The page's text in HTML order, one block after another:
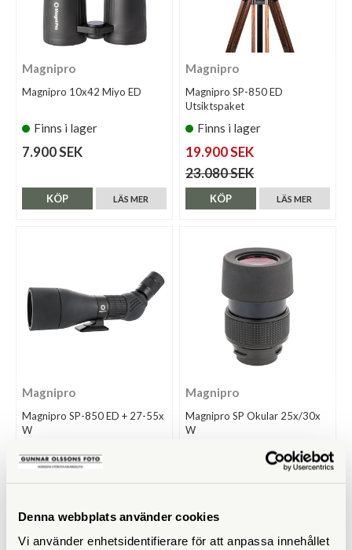
Denna webbplats använder cookies
Vi använder enhetsidentifierare för att anpassa innehållet
Magnipro
Magnipro 10x42 Miyo ED
Finns i lager
7.900 SEK
LÄS MER
KÖP
Magnipro
Magnipro SP-850 ED
Utsiktspaket
Finns i lager
19.900 SEK
23.080 SEK
LÄS MER
KÖP
Magnipro
Magnipro SP-850 ED + 27-55x
W
Finns i lager
Magnipro
Magnipro SP Okular 25x/30x
W